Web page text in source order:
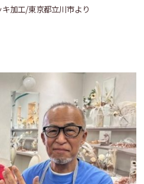
加工/東京都立川市より